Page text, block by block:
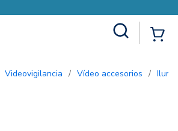
Videovigilancia / Vídeo accesorios /